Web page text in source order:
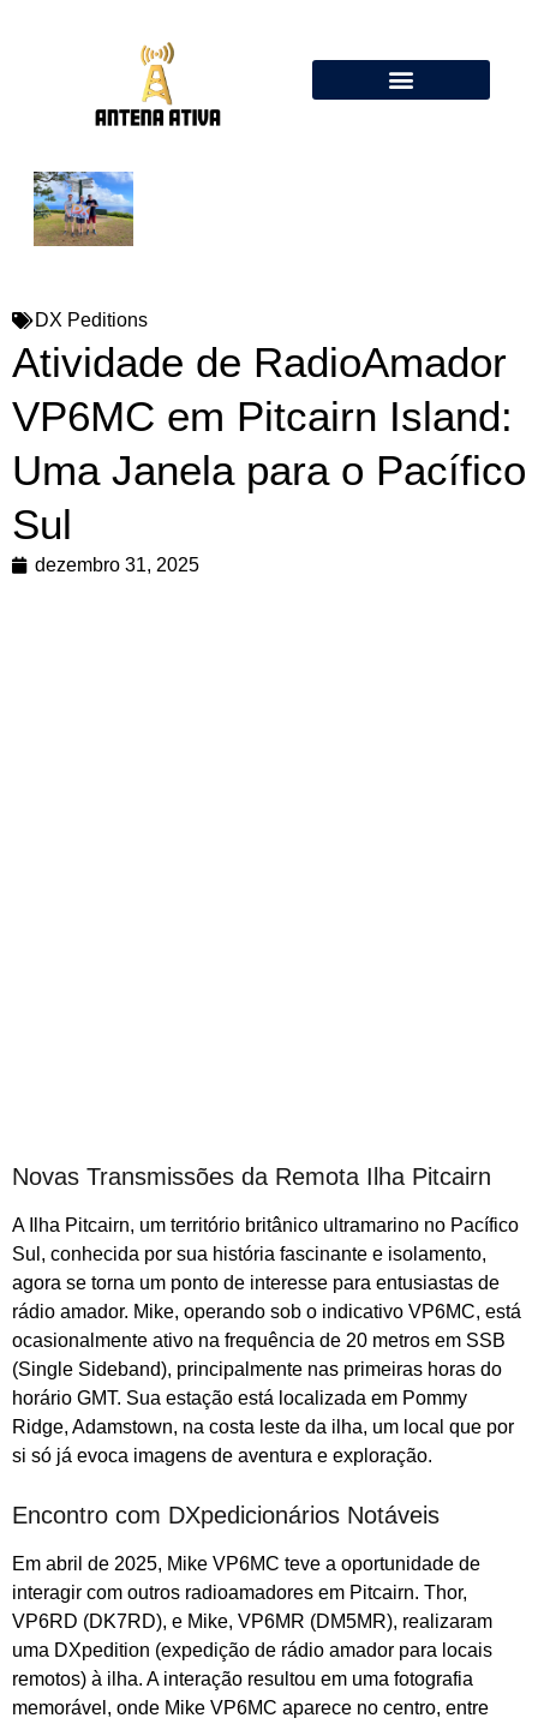
DX Peditions
Atividade de RadioAmador
VP6MC em Pitcairn Island:
Uma Janela para o Pacífico
Sul
dezembro 31, 2025
Novas Transmissões da Remota Ilha Pitcairn
A Ilha Pitcairn, um território britânico ultramarino no Pacífico
Sul, conhecida por sua história fascinante e isolamento,
agora se torna um ponto de interesse para entusiastas de
rádio amador. Mike, operando sob o indicativo VP6MC, está
ocasionalmente ativo na frequência de 20 metros em SSB
(Single Sideband), principalmente nas primeiras horas do
horário GMT. Sua estação está localizada em Pommy
Ridge, Adamstown, na costa leste da ilha, um local que por
si só já evoca imagens de aventura e exploração.
Encontro com DXpedicionários Notáveis
Em abril de 2025, Mike VP6MC teve a oportunidade de
interagir com outros radioamadores em Pitcairn. Thor,
VP6RD (DK7RD), e Mike, VP6MR (DM5MR), realizaram
uma DXpedition (expedição de rádio amador para locais
remotos) à ilha. A interação resultou em uma fotografia
memorável, onde Mike VP6MC aparece no centro, entre